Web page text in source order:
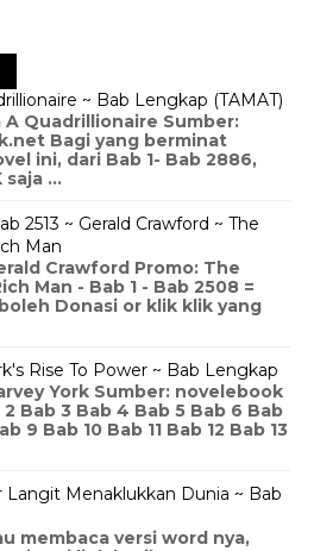
~ Bab Lengkap (TAMAT)
Quadrillionaire Sumber:
Bagi yang berminat
ini, dari Bab 1- Bab 2886,
...
2513 ~ Gerald Crawford ~ The
Man
Crawford Promo: The
Man - Bab 1 - Bab 2508 =
Donasi or klik klik yang
Rise To Power ~ Bab Lengkap
York Sumber: novelebook
2 Bab 3 Bab 4 Bab 5 Bab 6 Bab
9 Bab 10 Bab 11 Bab 12 Bab 13
Langit Menaklukkan Dunia ~ Bab
membaca versi word nya,